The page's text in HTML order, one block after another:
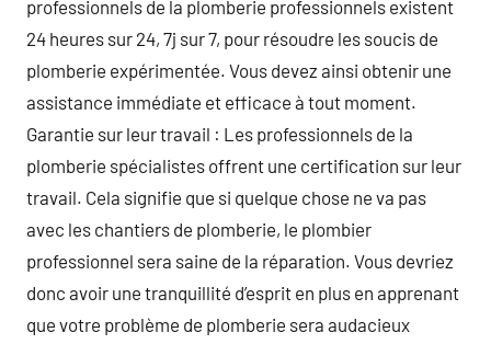
professionnels de la plomberie professionnels existent
24 heures sur 24, 7j sur 7, pour résoudre les soucis de
plomberie expérimentée. Vous devez ainsi obtenir une
assistance immédiate et efficace à tout moment.
Garantie sur leur travail : Les professionnels de la
plomberie spécialistes offrent une certification sur leur
travail. Cela signifie que si quelque chose ne va pas
avec les chantiers de plomberie, le plombier
professionnel sera saine de la réparation. Vous devriez
donc avoir une tranquillité d’esprit en plus en apprenant
que votre problème de plomberie sera audacieux